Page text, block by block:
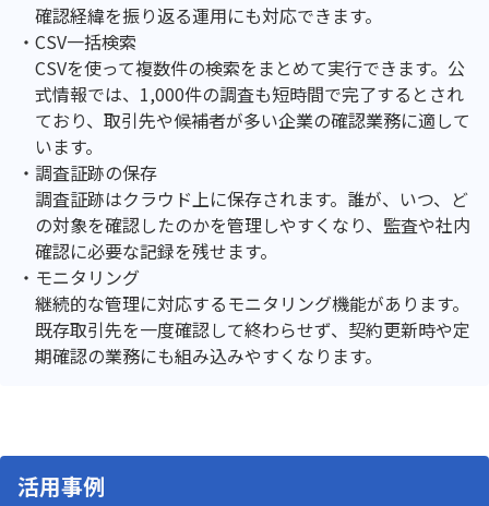
確認経緯を振り返る運用にも対応できます。
CSV一括検索
CSVを使って複数件の検索をまとめて実行できます。公
式情報では、1,000件の調査も短時間で完了するとされ
ており、取引先や候補者が多い企業の確認業務に適して
います。
調査証跡の保存
調査証跡はクラウド上に保存されます。誰が、いつ、ど
の対象を確認したのかを管理しやすくなり、監査や社内
確認に必要な記録を残せます。
モニタリング
継続的な管理に対応するモニタリング機能があります。
既存取引先を一度確認して終わらせず、契約更新時や定
期確認の業務にも組み込みやすくなります。
活用事例